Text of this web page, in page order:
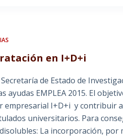
en I+D+i
de Estado de
ayudas EMPLEA 2015. El
I+D+i y contribuir
universitarios. Para
La incorporación, por